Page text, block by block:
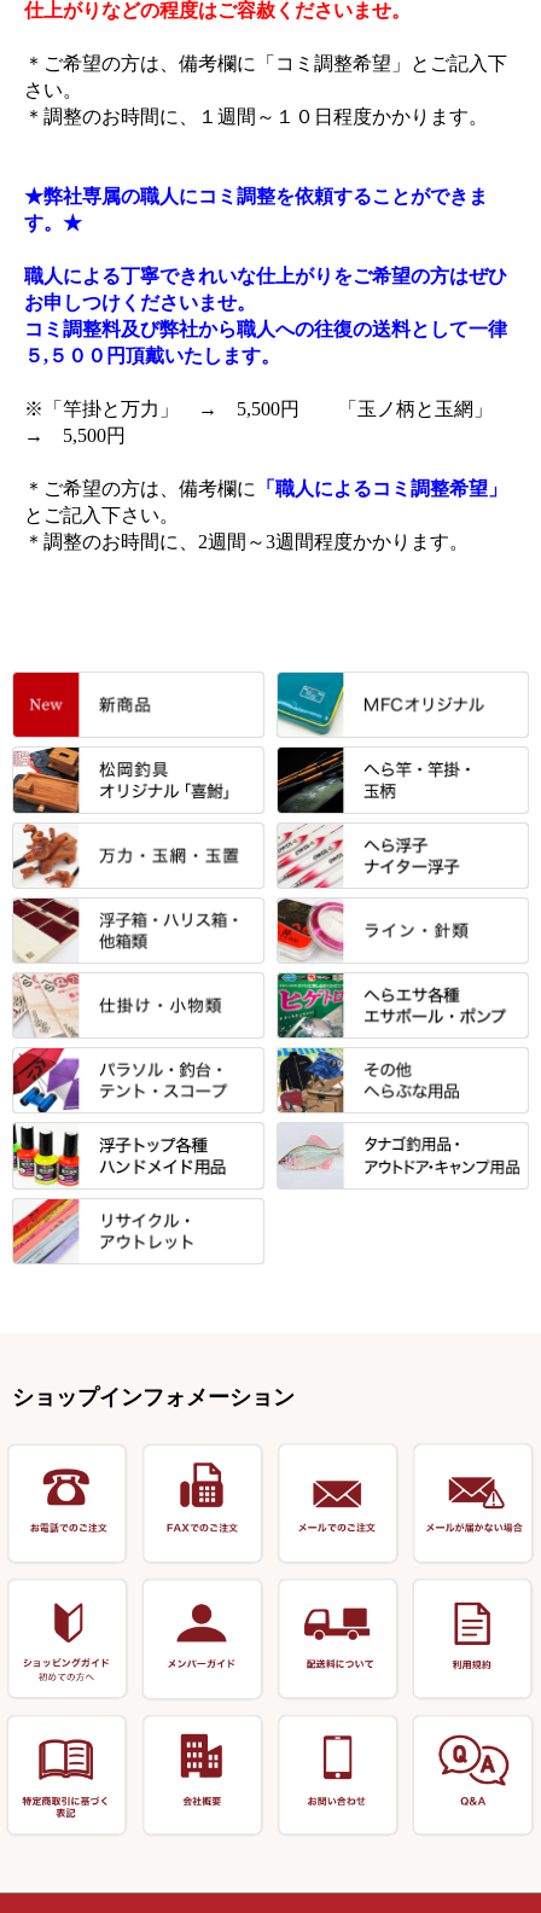
仕上がりなどの程度はご容赦くださいませ。
＊ご希望の方は、備考欄に「コミ調整希望」とご記入下
さい。
＊調整のお時間に、１週間～１０日程度かかります。
★弊社専属の職人にコミ調整を依頼することができま
す。★
職人による丁寧できれいな仕上がりをご希望の方はぜひ
お申しつけくださいませ。
コミ調整料及び弊社から職人への往復の送料として一律
５,５００円頂戴いたします。
※「竿掛と万力」 → 5,500円 「玉ノ柄と玉網」
→ 5,500円
＊ご希望の方は、備考欄に
「職人によるコミ調整希望」
とご記入下さい。
＊調整のお時間に、2週間～3週間程度かかります。
すべて
「雅（みやび）」シリーズ・エ
ントＰＬＵＳシリーズ
エントラント・ＳＰＷシリーズ
スモールクロコダイルシリーズ
エクセーヌ・スエードシリーズ
バッグ・小物ケース・ワッペン
クッション・シート・スカー
ト・エプロン
保護ケース
アクリルシリーズ・アクセサリ
すべて
「至高」シリーズ
万力付お膳
クワセ皿・コブ皿・角皿
浮子筒・浮子箱・ハリス箱・玉
ノ柄スタンド
小物箱・うどん箱・うどん皿
ハサミケース
カウンター
針外し・糸ほどき
すべて
シマノ
ダイワ
がまかつ
サクラ・NISSIN・合成竿・他
光竹作 カーボン竿掛・玉ノ柄
匠絆・かちどき・旋（めぐ
る）・千望・千尋・悠月・その
他
すべて
当店オリジナル「勝俊」作
光竹 製品
松村作（万力）
松村作（先受・その他）
万久作
岐山 製品
逍遥（しょうよう）
玉網（高級品）
替網・仕付糸
玉置（高級品）
万力付お膳・うどん皿
先受・メスネジ・その他
すべて
忠相・一志
昴 ・TOMO
りきや ・ 大祐
心也・士天・狂鬼
伊吹 ・ SATTO
KEN∑HI【ケンシ】
すべて
金鯱 シリーズ
浮子箱
浮子立て・浮子筒
ハリスケース
仕掛箱・小物箱
ハリスメジャー系
すべて
東レ・ラーヂ
サンライン ・ ダン
鬼掛・MARUTO
すべて
ウキ止めストッパー・糸・チュ
ーブ
ウキゴム 遊動式
松葉仕掛用
底取りアイテム
ハサミ
すべて
マルキュー 麩系
マルキュー その他
ポンプ絞り器・ポンプ類
すべて
パラソル
テント
リーズ
釣台 釣宝・その他
すべて
バック＆ロッドケース
偏光サングラス
小物ケース・保護ケース
防寒コーナー
すべて
浮子用素材
塗料用 筆
装飾品
リサイクル 竹竿（～19,999円）
リサイクル 竹竿（深山）
リサイクル 浮子
リサイクル 玉網・玉置・フラ
リサイクル 浮子箱・浮子筒・
アウトレット商品
ショップインフォメーション